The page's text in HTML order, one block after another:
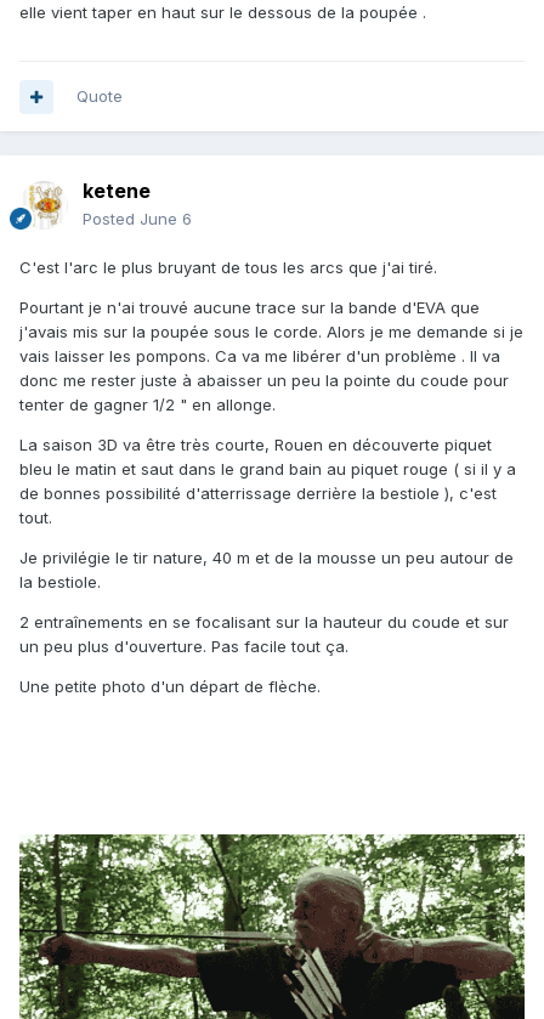
elle vient taper en haut sur le dessous de la poupée .
Quote
ketene
Posted June 6
C'est l'arc le plus bruyant de tous les arcs que j'ai tiré.
Pourtant je n'ai trouvé aucune trace sur la bande d'EVA que
j'avais mis sur la poupée sous le corde. Alors je me demande si je
vais laisser les pompons. Ca va me libérer d'un problème . Il va
donc me rester juste à abaisser un peu la pointe du coude pour
tenter de gagner 1/2 " en allonge.
La saison 3D va être très courte, Rouen en découverte piquet
bleu le matin et saut dans le grand bain au piquet rouge ( si il y a
de bonnes possibilité d'atterrissage derrière la bestiole ), c'est
tout.
Je privilégie le tir nature, 40 m et de la mousse un peu autour de
la bestiole.
2 entraînements en se focalisant sur la hauteur du coude et sur
un peu plus d'ouverture. Pas facile tout ça.
Une petite photo d'un départ de flèche.